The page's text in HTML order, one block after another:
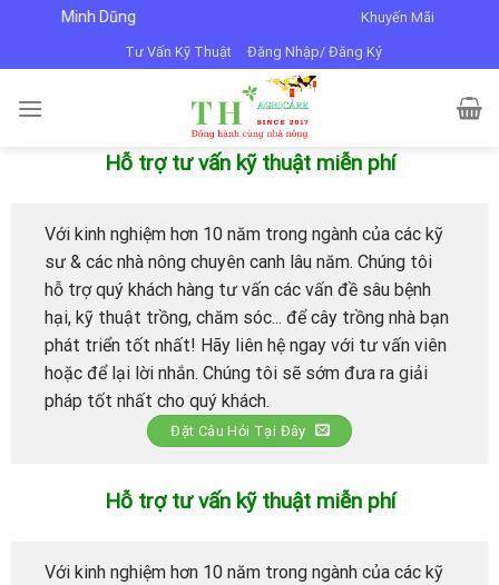
content
Minh Dũng Khuyến Mãi
Tư Vấn Kỹ Thuật Đăng Nhập/ Đăng Ký
Hỗ trợ tư vấn kỹ thuật miễn phí
Với kinh nghiệm hơn 10 năm trong ngành của các kỹ
sư & các nhà nông chuyên canh lâu năm. Chúng tôi
hỗ trợ quý khách hàng tư vấn các vấn đề sâu bệnh
hại, kỹ thuật trồng, chăm sóc... để cây trồng nhà bạn
phát triển tốt nhất! Hãy liên hệ ngay với tư vấn viên
hoặc để lại lời nhắn. Chúng tôi sẽ sớm đưa ra giải
pháp tốt nhất cho quý khách.
Đặt Câu Hỏi Tại Đây
Hỗ trợ tư vấn kỹ thuật miễn phí
Với kinh nghiệm hơn 10 năm trong ngành của các kỹ